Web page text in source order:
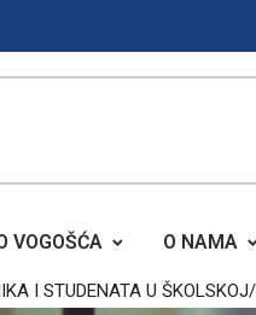
VOGOŠĆA O NAMA
I STUDENATA U